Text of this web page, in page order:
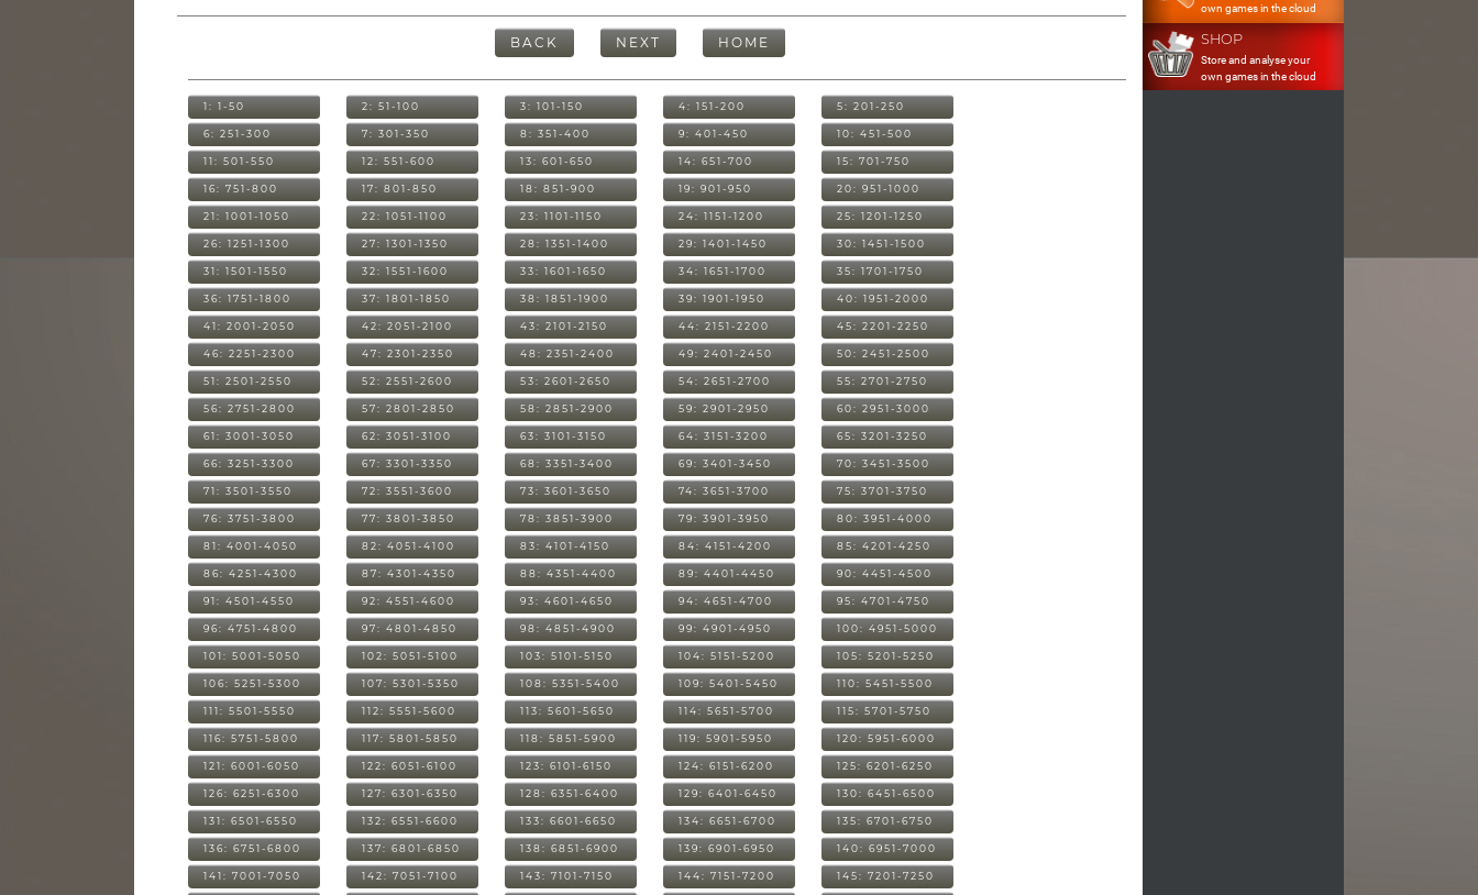
BACK NEXT HOME
1: 1-50 2: 51-100 3: 101-150 4: 151-200 5: 201-250
6: 251-300 7: 301-350 8: 351-400 9: 401-450 10: 451-500
11: 501-550 12: 551-600 13: 601-650 14: 651-700 15: 701-750
16: 751-800 17: 801-850 18: 851-900 19: 901-950 20: 951-1000
21: 1001-1050 22: 1051-1100 23: 1101-1150 24: 1151-1200 25: 1201-1250
26: 1251-1300 27: 1301-1350 28: 1351-1400 29: 1401-1450 30: 1451-1500
31: 1501-1550 32: 1551-1600 33: 1601-1650 34: 1651-1700 35: 1701-1750
36: 1751-1800 37: 1801-1850 38: 1851-1900 39: 1901-1950 40: 1951-2000
41: 2001-2050 42: 2051-2100 43: 2101-2150 44: 2151-2200 45: 2201-2250
46: 2251-2300 47: 2301-2350 48: 2351-2400 49: 2401-2450 50: 2451-2500
51: 2501-2550 52: 2551-2600 53: 2601-2650 54: 2651-2700 55: 2701-2750
56: 2751-2800 57: 2801-2850 58: 2851-2900 59: 2901-2950 60: 2951-3000
61: 3001-3050 62: 3051-3100 63: 3101-3150 64: 3151-3200 65: 3201-3250
66: 3251-3300 67: 3301-3350 68: 3351-3400 69: 3401-3450 70: 3451-3500
71: 3501-3550 72: 3551-3600 73: 3601-3650 74: 3651-3700 75: 3701-3750
76: 3751-3800 77: 3801-3850 78: 3851-3900 79: 3901-3950 80: 3951-4000
81: 4001-4050 82: 4051-4100 83: 4101-4150 84: 4151-4200 85: 4201-4250
86: 4251-4300 87: 4301-4350 88: 4351-4400 89: 4401-4450 90: 4451-4500
91: 4501-4550 92: 4551-4600 93: 4601-4650 94: 4651-4700 95: 4701-4750
96: 4751-4800 97: 4801-4850 98: 4851-4900 99: 4901-4950 100: 4951-5000
101: 5001-5050 102: 5051-5100 103: 5101-5150 104: 5151-5200 105: 5201-5250
106: 5251-5300 107: 5301-5350 108: 5351-5400 109: 5401-5450 110: 5451-5500
111: 5501-5550 112: 5551-5600 113: 5601-5650 114: 5651-5700 115: 5701-5750
116: 5751-5800 117: 5801-5850 118: 5851-5900 119: 5901-5950 120: 5951-6000
121: 6001-6050 122: 6051-6100 123: 6101-6150 124: 6151-6200 125: 6201-6250
126: 6251-6300 127: 6301-6350 128: 6351-6400 129: 6401-6450 130: 6451-6500
131: 6501-6550 132: 6551-6600 133: 6601-6650 134: 6651-6700 135: 6701-6750
136: 6751-6800 137: 6801-6850 138: 6851-6900 139: 6901-6950 140: 6951-7000
141: 7001-7050 142: 7051-7100 143: 7101-7150 144: 7151-7200 145: 7201-7250
own games in the cloud
SHOP
Store and analyse your
own games in the cloud